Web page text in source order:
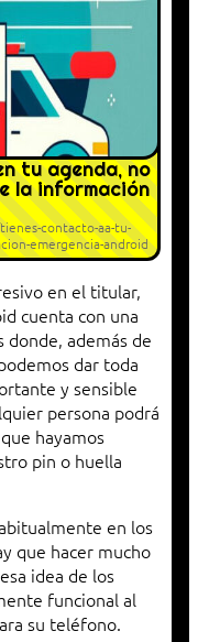
tu agenda, no
la información
contacto-aa-tu-
emergencia-android
en el titular,
cuenta con una
donde, además de
dar toda
y sensible
persona podrá
hayamos
pin o huella
en los
que hacer mucho
idea de los
funcional al
su teléfono.